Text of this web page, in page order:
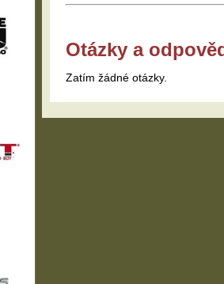
Otázky a
Zatím žádné otázky.